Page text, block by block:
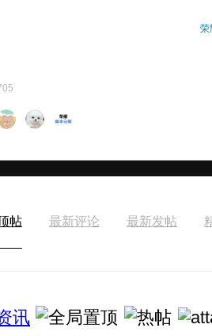
荣
帖 最新评论 最新发帖
讯